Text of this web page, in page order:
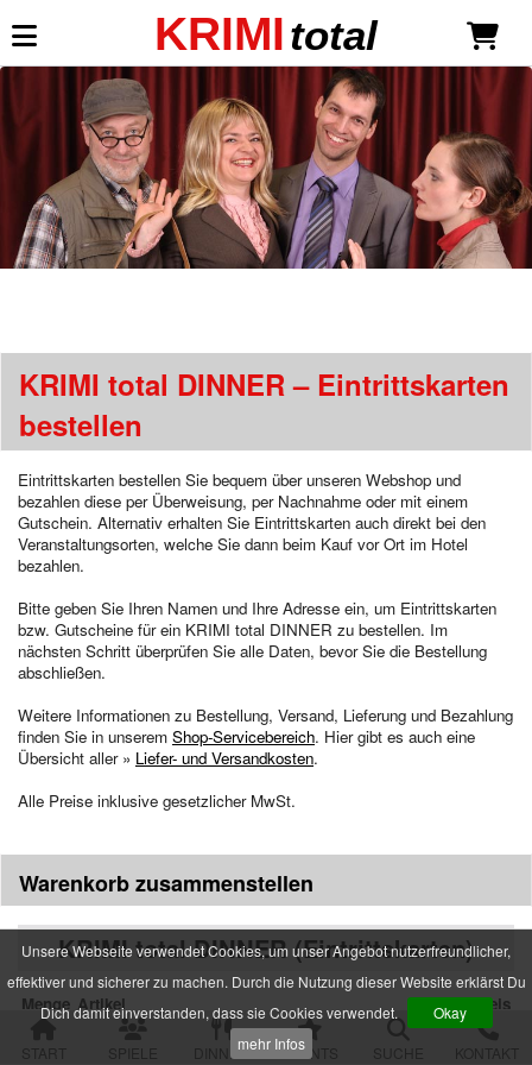
Unsere Webseite verwendet Cookies, um unser Angebot nutzerfreundlicher,
effektiver und sicherer zu machen. Durch die Nutzung dieser Website erklärst Du
Dich damit einverstanden, dass sie Cookies verwendet.
Okay
mehr Infos
START SPIELE DINNER EVENTS SUCHE KONTAKT
Mein KRIMI total
Neu registrieren
Dinner-Shows
Millionäre lieben gefährlich
Eine Leiche für die Braut
Neue Gangster, neues Glück
Mord Royal
Mein Haus, mein Boot, mein Mord
Wer öfter stirbt, ist längst nicht tot
alle Veranstaltungen
Spielorte und Tatzeiten
Sachsen
Chemnitz
Dresden
Görlitz
Gröditz
Großröhrsdorf
Meißen
Plauen
Zwickau
Braunschweig
Hannover
Jork (bei Hamburg)
Rinteln
KRIMItotal
KRIMI total DINNER – Eintrittskarten
bestellen
Eintrittskarten bestellen Sie bequem über unseren Webshop und
bezahlen diese per Überweisung, per Nachnahme oder mit einem
Gutschein. Alternativ erhalten Sie Eintrittskarten auch direkt bei den
Veranstaltungsorten, welche Sie dann beim Kauf vor Ort im Hotel
bezahlen.
Bitte geben Sie Ihren Namen und Ihre Adresse ein, um Eintrittskarten
bzw. Gutscheine für ein KRIMI total DINNER zu bestellen. Im
nächsten Schritt überprüfen Sie alle Daten, bevor Sie die Bestellung
abschließen.
Weitere Informationen zu Bestellung, Versand, Lieferung und Bezahlung
finden Sie in unserem Shop-Servicebereich. Hier gibt es auch eine
Übersicht aller » Liefer- und Versandkosten.
Alle Preise inklusive gesetzlicher MwSt.
Warenkorb zusammenstellen
KRIMItotalDINNER (Eintrittskarten)
Menge Artikel
Einzelpreis
KRIMItotal
DINNER – Neue Gangster,
neues Glück
84.00 EUR